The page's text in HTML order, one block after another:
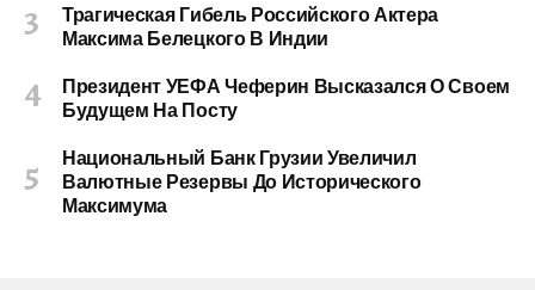
Трагическая Гибель Российского Актера
Максима Белецкого В Индии
Президент УЕФА Чеферин Высказался О Своем
Будущем На Посту
Национальный Банк Грузии Увеличил
Валютные Резервы До Исторического
Максимума